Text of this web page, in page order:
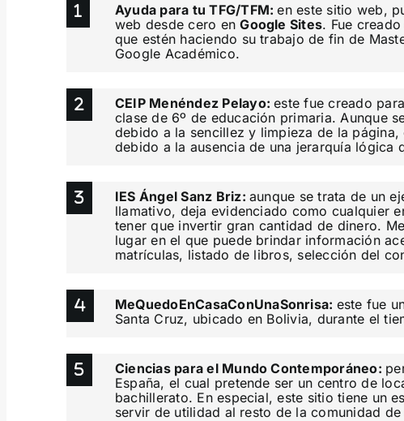
Ayuda para tu TFG/TFM:en este sitio web,
web desde cero enGoogle Sites. Fue
que estén haciendo su trabajo de fin de
Google Académico.
CEIP Menéndez Pelayo:este fue creado
clase de 6º de educación primaria. Aunque
debido a la sencillez y limpieza de la
debido a la ausencia de una jerarquía lógica
IES Ángel Sanz Briz: aunque se trata de un
llamativo, deja evidenciado como cualquier
tener que invertir gran cantidad de dinero.
lugar en el que puede brindar información
matrículas, listado de libros, selección del
MeQuedoEnCasaConUnaSonrisa: este fue
Santa Cruz, ubicado en Bolivia, durante el
Ciencias para el Mundo Contemporáneo:
España, el cual pretende ser un centro de
bachillerato. En especial, este sitio tiene un
servir de utilidad al resto de la comunidad de